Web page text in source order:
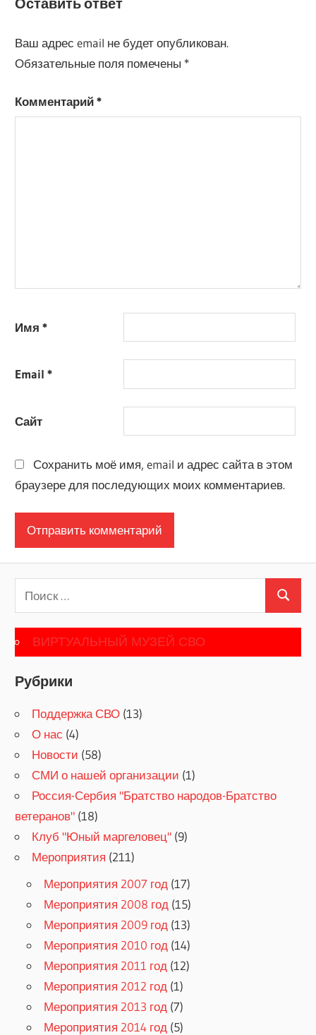
Оставить ответ
Ваш адрес email не будет опубликован.
Обязательные поля помечены *
Комментарий*
Имя*
Email*
Сайт
Сохранить моё имя, email и адрес сайта в этом
браузере для последующих моих комментариев.
Поиск
ВИРТУАЛЬНЫЙ МУЗЕЙ СВО
Рубрики
Поддержка СВО (13)
О нас (4)
Новости (58)
СМИ о нашей организации (1)
Россия-Сербия "Братство народов-Братство
ветеранов" (18)
Клуб "Юный маргеловец" (9)
Мероприятия (211)
Мероприятия 2007 год (17)
Мероприятия 2008 год (15)
Мероприятия 2009 год (13)
Мероприятия 2010 год (14)
Мероприятия 2011 год (12)
Мероприятия 2012 год (1)
Мероприятия 2013 год (7)
Мероприятия 2014 год (5)